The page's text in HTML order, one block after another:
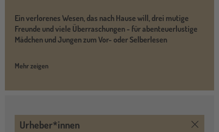
Ein verlorenes Wesen, das nach Hause will, drei mutige
Freunde und viele Überraschungen - für abenteuerlustige
Mädchen und Jungen zum Vor- oder Selberlesen
Mehr zeigen
Urheber*innen